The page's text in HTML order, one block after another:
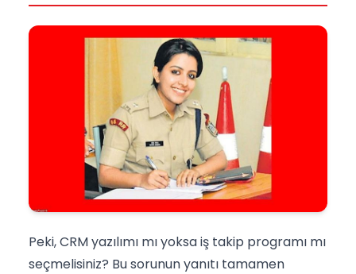
Peki, CRM yazılımı mı yoksa iş takip programı mı
seçmelisiniz? Bu sorunun yanıtı tamamen